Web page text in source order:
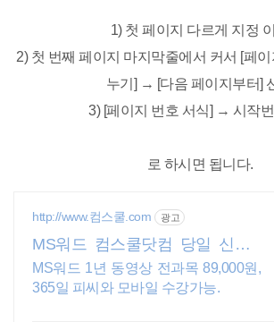
1) 첫 페이지 다르게 지정
2) 첫 번째 페이지 마지막줄에서 커서 [페
누기] → [다음 페이지부터]
3) [페이지 번호 서식] → 시작
로 하시면 됩니다.
http://www.컴스쿨.com 광고
MS워드 컴스쿨닷컴 당일 신청&
결제시 기프티콘!
MS워드 1년 동영상 전과목 89,000원,
365일 피씨와 모바일 수강가능.